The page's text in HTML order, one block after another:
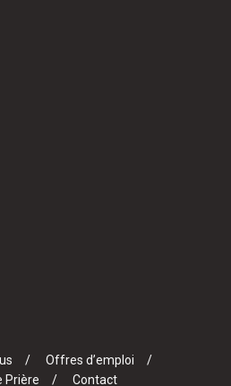
Offres d’emploi
Prière
Contact